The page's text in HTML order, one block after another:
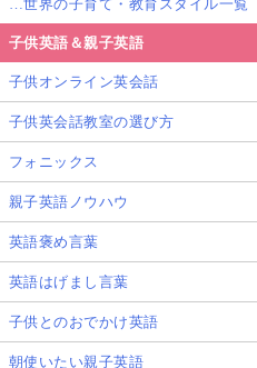
…世界の子育て・教育スタイル一覧
子供英語＆親子英語
子供オンライン英会話
子供英会話教室の選び方
フォニックス
親子英語ノウハウ
英語褒め言葉
英語はげまし言葉
子供とのおでかけ英語
朝使いたい親子英語